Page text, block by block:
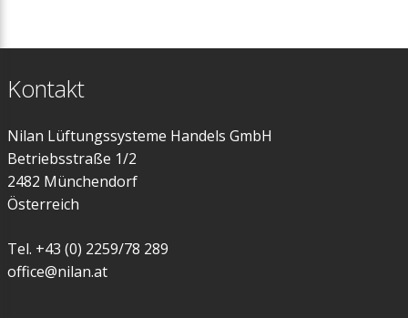
Kontakt
Nilan Lüftungssysteme Handels GmbH
Betriebsstraße 1/2
2482 Münchendorf
Österreich
Tel. +43 (0) 2259/78 289
office@nilan.at